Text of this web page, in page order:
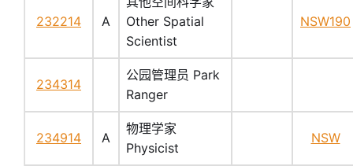
232214 A
Other Spatial
Scientist
NSW190
234314
公园管理员 Park
Ranger
234914 A
物理学家
Physicist
NSW